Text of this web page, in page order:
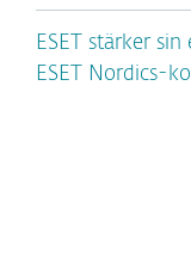
ESET stärker
ESET Nordics-